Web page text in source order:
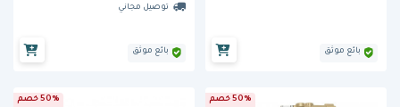
بائع موثق
توصيل مجاني
بائع موثق
50% خصم 50% خصم